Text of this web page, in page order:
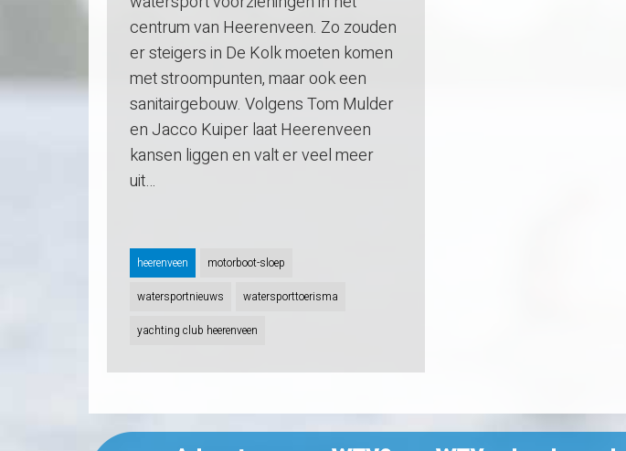
centrum van Heerenveen. Zo zouden
er steigers in De Kolk moeten komen
met stroompunten, maar ook een
sanitairgebouw. Volgens Tom Mulder
en Jacco Kuiper laat Heerenveen
kansen liggen en valt er veel meer
uit…
heerenveen motorboot-sloep
watersportnieuws watersporttoerisma
yachting club heerenveen